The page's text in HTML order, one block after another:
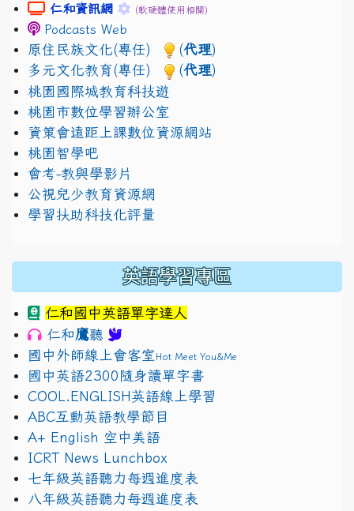
link to https://sites.google.com/
仁和資訊網 link to https://sites.google.com/
(軟硬體使用相關)
Podcasts Web
原住民族文化(專任) (代理)
多元文化教育(專任)
(代理)
桃園國際城教育科技遊
桃園市數位學習辦公室
資策會遠距上課數位資源網站
桃園智學吧
會考-教與學影片
公視兒少教育資源網
學習扶助科技化評量
英語學習專區
仁和國中英語單字達人
仁和鷹聽
國中外師線上會客室Hot Meet You&Me
國中英語2300隨身讀單字書
COOL.ENGLISH英語線上學習
ABC互動英語教學節目
A+ English 空中美語
ICRT News Lunchbox
七年級英語聽力每週進度表
八年級英語聽力每週進度表